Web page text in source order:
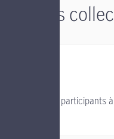
Régimes
Soutien aux participants